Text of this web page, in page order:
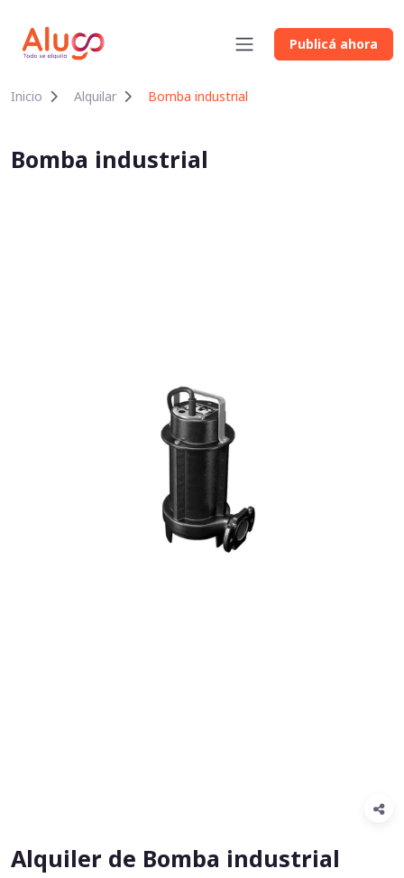
Publicá ahora
Inicio Alquilar Bomba industrial
Bomba industrial
Alquiler de Bomba industrial